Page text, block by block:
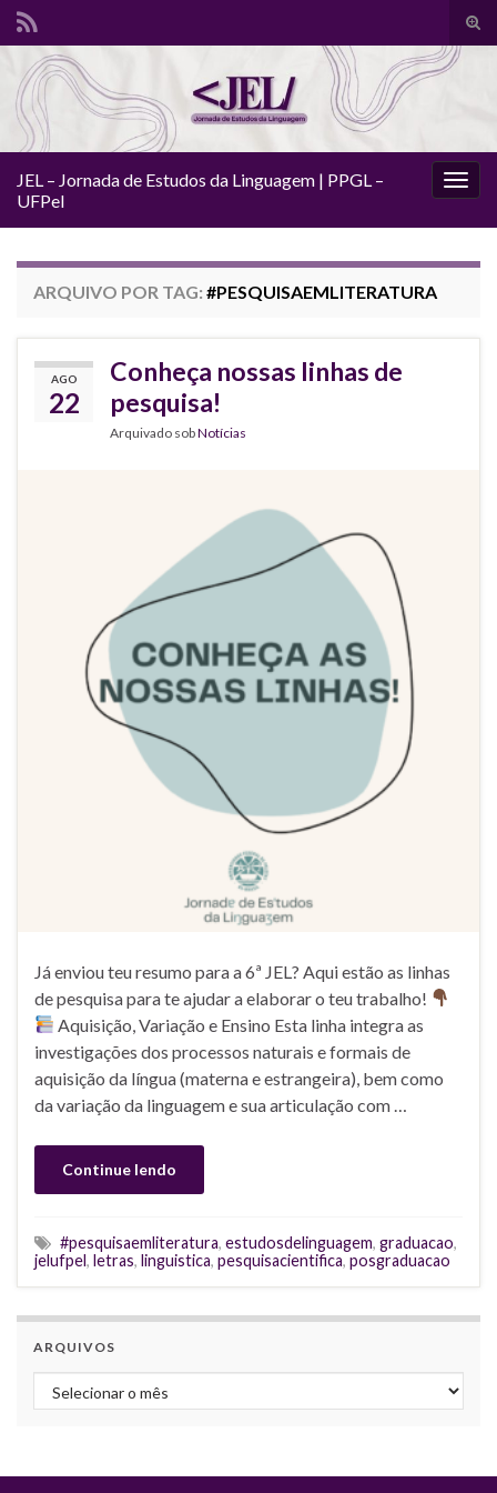
JEL – Jornada de Estudos da Linguagem | PPGL –
UFPel
ARQUIVO POR TAG: #PESQUISAEMLITERATURA
AGO
22
Conheça nossas linhas de
pesquisa!
Arquivado sobNotícias
Já enviou teu resumo para a 6ª JEL? Aqui estão as linhas
de pesquisa para te ajudar a elaborar o teu trabalho!
Aquisição, Variação e Ensino Esta linha integra as
investigações dos processos naturais e formais de
aquisição da língua (materna e estrangeira), bem como
da variação da linguagem e sua articulação com …
Continue lendo
#pesquisaemliteratura, estudosdelinguagem, graduacao,
jelufpel, letras, linguistica, pesquisacientifica, posgraduacao
ARQUIVOS
Arquivos